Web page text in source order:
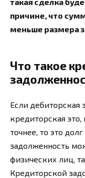
причине, что
меньше размера
Что такое
Если дебиторская
кредиторская это,
точнее, то это
задолженность
физических лиц,
Кредиторской